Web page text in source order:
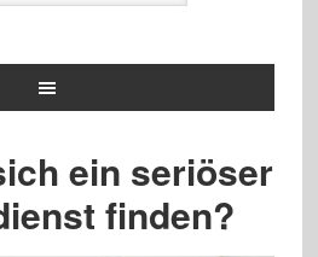
ein seriöser
finden?